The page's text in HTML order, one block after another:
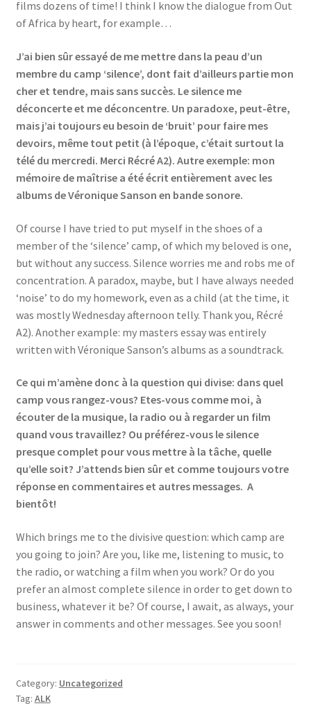
films dozens of time! I think I know the dialogue from Out
of Africa by heart, for example…
J’ai bien sûr essayé de me mettre dans la peau d’un
membre du camp ‘silence’, dont fait d’ailleurs partie mon
cher et tendre, mais sans succès. Le silence me
déconcerte et me déconcentre. Un paradoxe, peut-être,
mais j’ai toujours eu besoin de ‘bruit’ pour faire mes
devoirs, même tout petit (à l’époque, c’était surtout la
télé du mercredi. Merci Récré A2). Autre exemple: mon
mémoire de maîtrise a été écrit entièrement avec les
albums de Véronique Sanson en bande sonore.
Of course I have tried to put myself in the shoes of a
member of the ‘silence’ camp, of which my beloved is one,
but without any success. Silence worries me and robs me of
concentration. A paradox, maybe, but I have always needed
‘noise’ to do my homework, even as a child (at the time, it
was mostly Wednesday afternoon telly. Thank you, Récré
A2). Another example: my masters essay was entirely
written with Véronique Sanson’s albums as a soundtrack.
Ce qui m’amène donc à la question qui divise: dans quel
camp vous rangez-vous? Etes-vous comme moi, à
écouter de la musique, la radio ou à regarder un film
quand vous travaillez? Ou préférez-vous le silence
presque complet pour vous mettre à la tâche, quelle
qu’elle soit? J’attends bien sûr et comme toujours votre
réponse en commentaires et autres messages. A
bientôt!
Which brings me to the divisive question: which camp are
you going to join? Are you, like me, listening to music, to
the radio, or watching a film when you work? Or do you
prefer an almost complete silence in order to get down to
business, whatever it be? Of course, I await, as always, your
answer in comments and other messages. See you soon!
Category: Uncategorized
Tag: ALK